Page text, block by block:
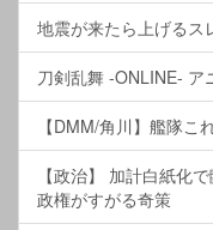
地震が来たら上げるス
刀剣乱舞 -ONLINE- ア
【DMM/角川】艦隊こ
【政治】 加計白紙化
政権がすがる奇策